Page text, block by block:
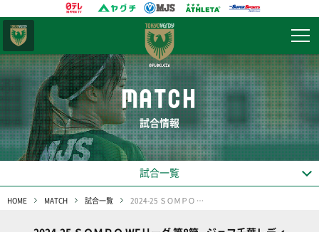
MATCH
試合情報
試合一覧
HOME MATCH 試合一覧 2024-25 ＳＯＭＰＯ WEリーグ 第8節